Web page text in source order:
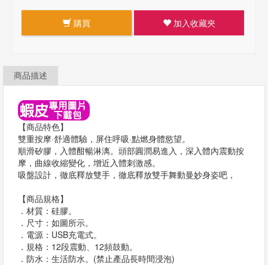
購買 加入收藏夾
商品描述
【商品特色】
雙重按摩·舒適體驗，屏住呼吸·點燃身體慾望。
順滑矽膠，入體酣暢淋漓。頭部圓潤易進入，深入體內震動按
摩，曲線收縮變化，增近入體刺激感。
吸盤設計，徹底釋放雙手，徹底釋放雙手舞動曼妙身姿吧，
【商品規格】
．材質：硅膠。
．尺寸：如圖所示。
．電源：USB充電式。
．規格：12段震動、12頻鼓動。
．防水：生活防水。(禁止產品長時間浸泡)